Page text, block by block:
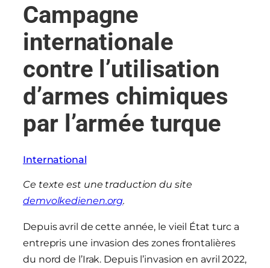
c
e
r
Campagne
internationale
contre l’utilisation
d’armes chimiques
par l’armée turque
International
Ce texte est une traduction du site
demvolkedienen.org.
Depuis avril de cette année, le vieil État turc a
entrepris une invasion des zones frontalières
du nord de l’Irak. Depuis l’invasion en avril 2022,